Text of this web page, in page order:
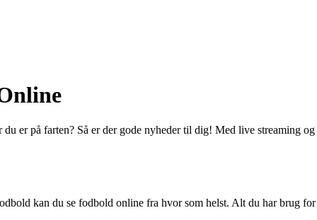
er på farten? Så er der gode nyheder til dig! Med live streaming og
kan du se fodbold online fra hvor som helst. Alt du har brug for